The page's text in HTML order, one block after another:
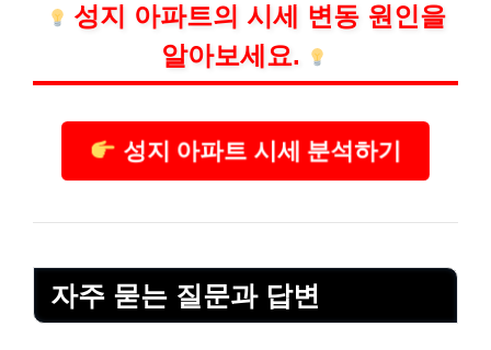
성지 아파트의 시세 변동 원인을
알아보세요.
성지 아파트 시세 분석하기
자주 묻는 질문과 답변